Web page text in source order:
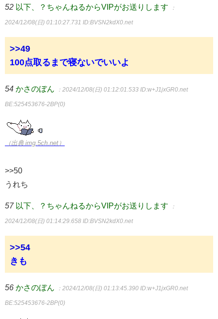
52 以下、？ちゃんねるからVIPがお送りします ：
2024/12/08(日) 01:10:27.731 ID:BVSN2kdX0.net
>>49
100点取るまで寝ないでいいよ
54 かさのぼん ：2024/12/08(日) 01:12:01.533 ID:w+J1jxGR0.net
BE:525453676-2BP(0)
（出典 img.5ch.net）
>>50
うれち
57 以下、？ちゃんねるからVIPがお送りします ：
2024/12/08(日) 01:14:29.658 ID:BVSN2kdX0.net
>>54
きも
56 かさのぼん ：2024/12/08(日) 01:13:45.390 ID:w+J1jxGR0.net
BE:525453676-2BP(0)